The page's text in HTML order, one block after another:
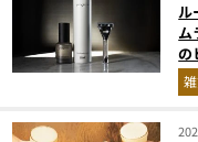
ル
ム
の